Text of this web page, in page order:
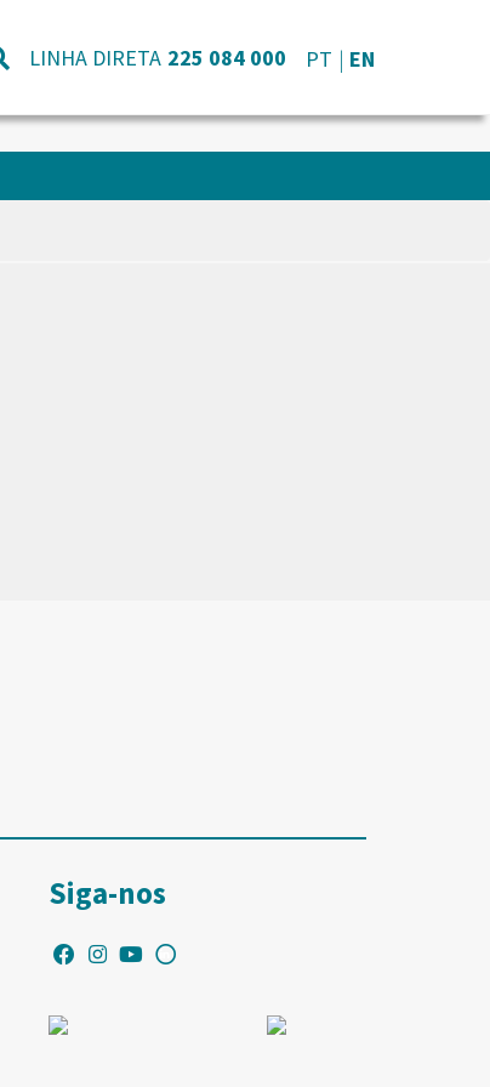
LINHA DIRETA 225 084 000 PT EN
Siga-nos